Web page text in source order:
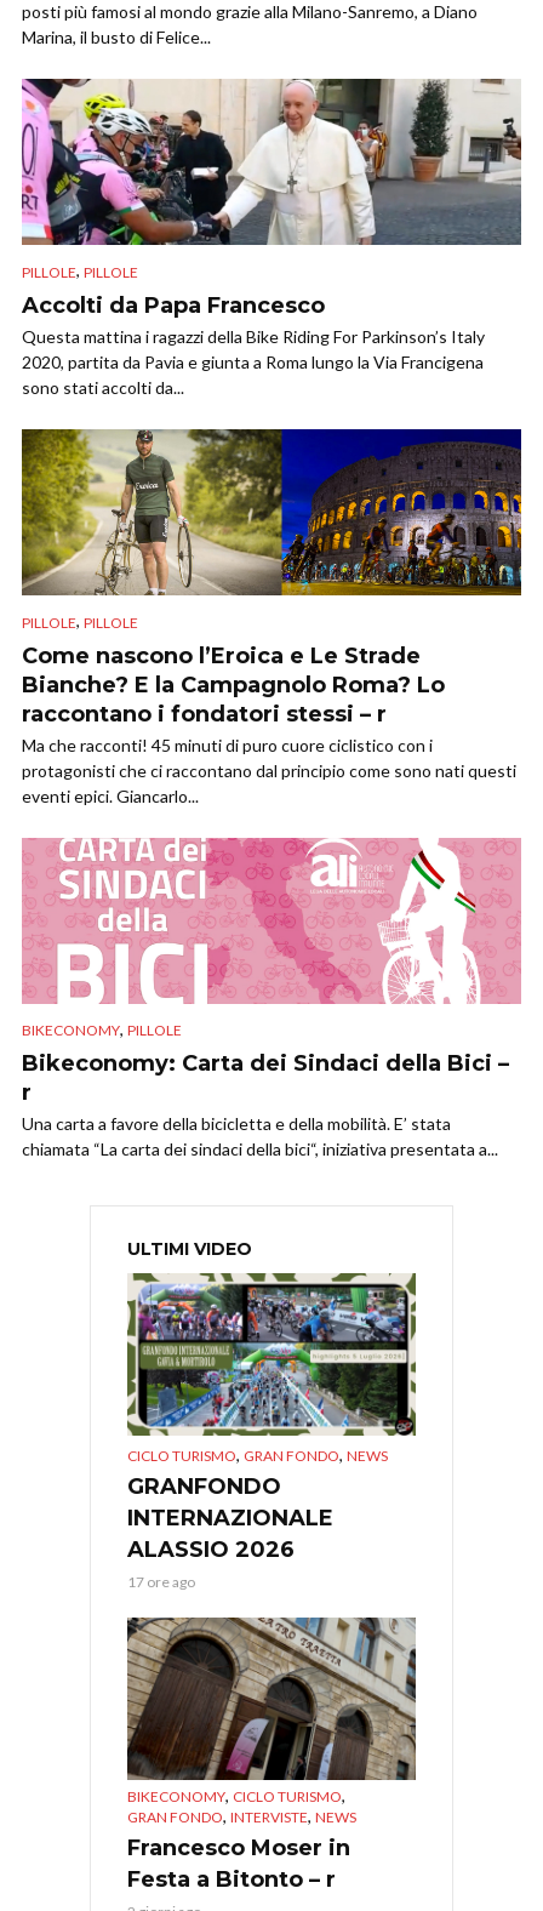
posti più famosi al mondo grazie alla Milano-Sanremo, a Diano
Marina, il busto di Felice...
PILLOLE, PILLOLE
Accolti da Papa Francesco
Questa mattina i ragazzi della Bike Riding For Parkinson’s Italy
2020, partita da Pavia e giunta a Roma lungo la Via Francigena
sono stati accolti da...
PILLOLE, PILLOLE
Come nascono l’Eroica e Le Strade
Bianche? E la Campagnolo Roma? Lo
raccontano i fondatori stessi – r
Ma che racconti! 45 minuti di puro cuore ciclistico con i
protagonisti che ci raccontano dal principio come sono nati questi
eventi epici. Giancarlo...
BIKECONOMY, PILLOLE
Bikeconomy: Carta dei Sindaci della Bici –
r
Una carta a favore della bicicletta e della mobilità. E’ stata
chiamata “La carta dei sindaci della bici“, iniziativa presentata a...
ULTIMI VIDEO
CICLO TURISMO, GRAN FONDO, NEWS
GRANFONDO
INTERNAZIONALE
ALASSIO 2026
17 ore ago
BIKECONOMY, CICLO TURISMO,
GRAN FONDO, INTERVISTE, NEWS
Francesco Moser in
Festa a Bitonto – r